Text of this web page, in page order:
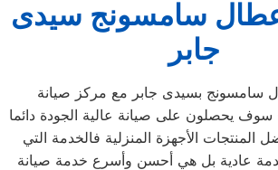
سامسونج سيدى
جابر
سامسونج بسيدى جابر مع مركز صيانة
سوف يحصلون على صيانة عالية الجودة دائما
الأجهزة المنزلية فالخدمة التي
عادية بل هي أحسن وأسرع خدمة صيانة